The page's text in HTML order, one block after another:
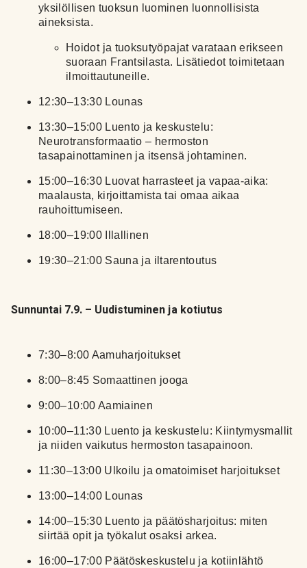
yksilöllisen tuoksun luominen luonnollisista
aineksista.
Hoidot ja tuoksutyöpajat varataan erikseen
suoraan Frantsilasta. Lisätiedot toimitetaan
ilmoittautuneille.
12:30–13:30 Lounas
13:30–15:00 Luento ja keskustelu:
Neurotransformaatio – hermoston
tasapainottaminen ja itsensä johtaminen.
15:00–16:30 Luovat harrasteet ja vapaa-aika:
maalausta, kirjoittamista tai omaa aikaa
rauhoittumiseen.
18:00–19:00 Illallinen
19:30–21:00 Sauna ja iltarentoutus
Sunnuntai 7.9. – Uudistuminen ja kotiutus
7:30–8:00 Aamuharjoitukset
8:00–8:45 Somaattinen jooga
9:00–10:00 Aamiainen
10:00–11:30 Luento ja keskustelu: Kiintymysmallit
ja niiden vaikutus hermoston tasapainoon.
11:30–13:00Ulkoilu ja omatoimiset harjoitukset
13:00–14:00Lounas
14:00–15:30Luento ja päätösharjoitus: miten
siirtää opit ja työkalut osaksi arkea.
16:00–17:00 Päätöskeskustelu ja kotiinlähtö